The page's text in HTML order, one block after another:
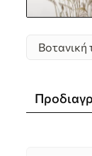
Βοτανική